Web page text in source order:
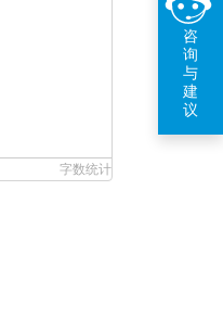
字数统计
咨
询
与
建
议